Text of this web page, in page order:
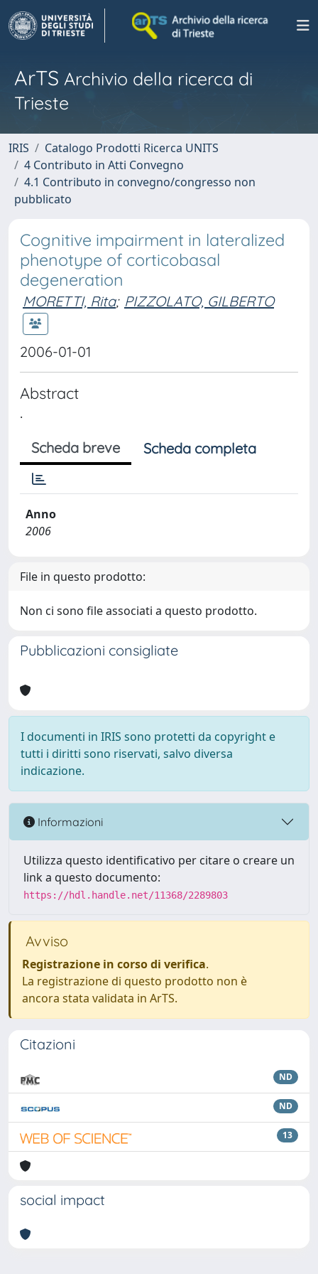
ArTS Archivio della ricerca di
Trieste
IRIS
Catalogo Prodotti Ricerca UNITS
4 Contributo in Atti Convegno
4.1 Contributo in convegno/congresso non
pubblicato
Cognitive impairment in lateralized
phenotype of corticobasal
degeneration
MORETTI, Rita; PIZZOLATO, GILBERTO
2006-01-01
Abstract
.
Scheda breve Scheda completa
Anno
2006
File in questo prodotto:
Non ci sono file associati a questo prodotto.
Pubblicazioni consigliate
I documenti in IRIS sono protetti da copyright e
tutti i diritti sono riservati, salvo diversa
indicazione.
Informazioni
Utilizza questo identificativo per citare o creare un
link a questo documento:
https://hdl.handle.net/11368/2289803
Avviso
Registrazione in corso di verifica.
La registrazione di questo prodotto non è
ancora stata validata in ArTS.
Citazioni
ND
ND
13
social impact